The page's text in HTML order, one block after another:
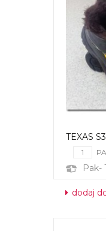
TEXAS
Pak-
dodaj